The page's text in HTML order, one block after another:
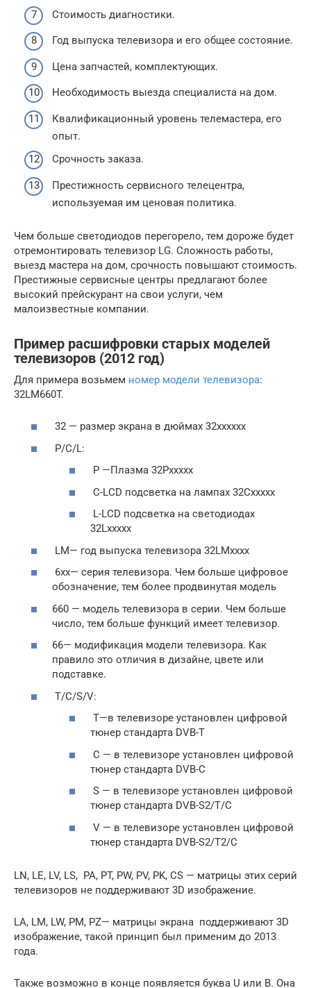
Стоимость диагностики.
Год выпуска телевизора и его общее состояние.
Цена запчастей, комплектующих.
Необходимость выезда специалиста на дом.
Квалификационный уровень телемастера, его
опыт.
Срочность заказа.
Престижность сервисного телецентра,
используемая им ценовая политика.
Чем больше светодиодов перегорело, тем дороже будет
отремонтировать телевизор LG. Сложность работы,
выезд мастера на дом, срочность повышают стоимость.
Престижные сервисные центры предлагают более
высокий прейскурант на свои услуги, чем
малоизвестные компании.
Пример расшифровки старых моделей
телевизоров (2012 год)
Для примера возьмем номер модели телевизора:
32LM660T.
32 — размер экрана в дюймах 32хххххх
P/C/L:
P —Плазма 32Рххххх
C-LCD подсветка на лампах 32Сххххх
L-LCD подсветка на светодиодах
32Lххххх
LM— год выпуска телевизора 32LМхххх
6xx— серия телевизора. Чем больше цифровое
обозначение, тем более продвинутая модель
660 — модель телевизора в серии. Чем больше
число, тем больше функций имеет телевизор.
66— модификация модели телевизора. Как
правило это отличия в дизайне, цвете или
подставке.
T/C/S/V:
Т—в телевизоре установлен цифровой
тюнер стандарта DVB-T
C — в телевизоре установлен цифровой
тюнер стандарта DVB-С
S — в телевизоре установлен цифровой
тюнер стандарта DVB-S2/T/C
V — в телевизоре установлен цифровой
тюнер стандарта DVB-S2/T2/C
LN, LE, LV, LS, PA, PT, PW, PV, PK, CS — матрицы этих серий
телевизоров не поддерживают 3D изображение.
LA, LM, LW, PM, PZ— матрицы экрана поддерживают 3D
изображение, такой принцип был применим до 2013
года.
Также возможно в конце появляется буква U или B. Она